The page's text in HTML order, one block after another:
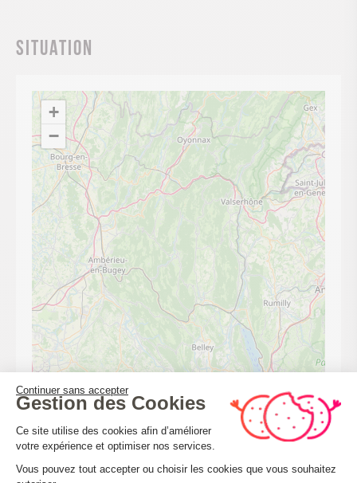
Situation
+
−
Leaflet| ©OpenStreetMap
CALCULER MON ITINÉRAIRE
Continuer sans accepter
Gestion des Cookies
Plateforme de Gestion du
Ce site utilise des cookies afin d’améliorer
votre expérience et optimiser nos services.
Vous pouvez tout accepter ou choisir les cookies que vous souhaitez